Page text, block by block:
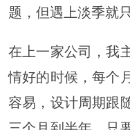
题，但遇上淡季就
在上一家公司，我
情好的时候，每个
容易，设计周期跟